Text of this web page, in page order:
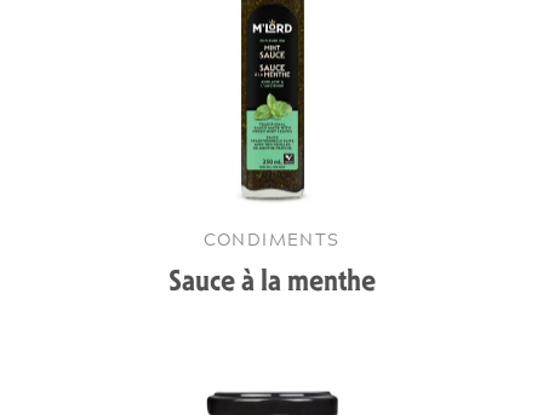
CONDIMENTS
Sauce à la menthe